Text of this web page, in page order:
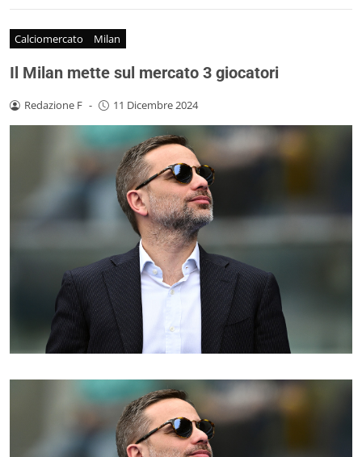
Calciomercato Milan
Il Milan mette sul mercato 3 giocatori
Redazione F - 11 Dicembre 2024